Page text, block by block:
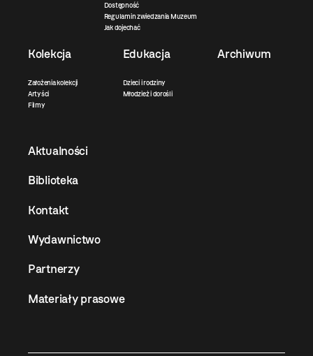
Dostępność
Regulamin zwiedzania Muzeum
Jak dojechać
Kolekcja
Założenia kolekcji
Artyści
Filmy
Edukacja
Dzieci i rodziny
Młodzież i dorośli
Archiwum
Aktualności
Biblioteka
Kontakt
Wydawnictwo
Partnerzy
Materiały prasowe